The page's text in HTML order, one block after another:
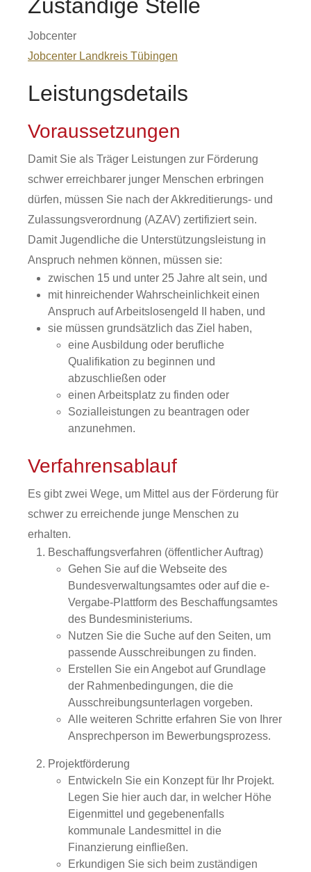
Zuständige Stelle
Jobcenter
Jobcenter Landkreis Tübingen
Leistungsdetails
Voraussetzungen
Damit Sie als Träger Leistungen zur Förderung
schwer erreichbarer junger Menschen erbringen
dürfen, müssen Sie nach der Akkreditierungs- und
Zulassungsverordnung (AZAV) zertifiziert sein.
Damit Jugendliche die Unterstützungsleistung in
Anspruch nehmen können, müssen sie:
zwischen 15 und unter 25 Jahre alt sein, und
mit hinreichender Wahrscheinlichkeit einen
Anspruch auf Arbeitslosengeld II haben, und
sie müssen grundsätzlich das Ziel haben,
eine Ausbildung oder berufliche
Qualifikation zu beginnen und
abzuschließen oder
einen Arbeitsplatz zu finden oder
Sozialleistungen zu beantragen oder
anzunehmen.
Verfahrensablauf
Es gibt zwei Wege, um Mittel aus der Förderung für
schwer zu erreichende junge Menschen zu
erhalten.
Beschaffungsverfahren (öffentlicher Auftrag)
Gehen Sie auf die Webseite des
Bundesverwaltungsamtes oder auf die e-
Vergabe-Plattform des Beschaffungsamtes
des Bundesministeriums.
Nutzen Sie die Suche auf den Seiten, um
passende Ausschreibungen zu finden.
Erstellen Sie ein Angebot auf Grundlage
der Rahmenbedingungen, die die
Ausschreibungsunterlagen vorgeben.
Alle weiteren Schritte erfahren Sie von Ihrer
Ansprechperson im Bewerbungsprozess.
Projektförderung
Entwickeln Sie ein Konzept für Ihr Projekt.
Legen Sie hier auch dar, in welcher Höhe
Eigenmittel und gegebenenfalls
kommunale Landesmittel in die
Finanzierung einfließen.
Erkundigen Sie sich beim zuständigen